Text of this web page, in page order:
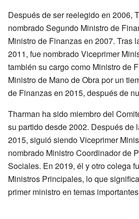
Después de ser reelegido en 2006,
nombrado Segundo Ministro de
Ministro de Finanzas en 2007. Tras
2011, fue nombrado Viceprimer
también su cargo como Ministro de
Ministro de Mano de Obra por un
de Finanzas en 2015, después de
Tharman ha sido miembro del
su partido desde 2002. Después de
2015, siguió siendo Viceprimer
nombrado Ministro Coordinador de
Sociales. En 2019, él y otro colega
Ministros Principales, lo que
primer ministro en temas